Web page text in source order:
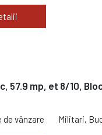
57.9 mp, et 8/10,
vânzare Militari,